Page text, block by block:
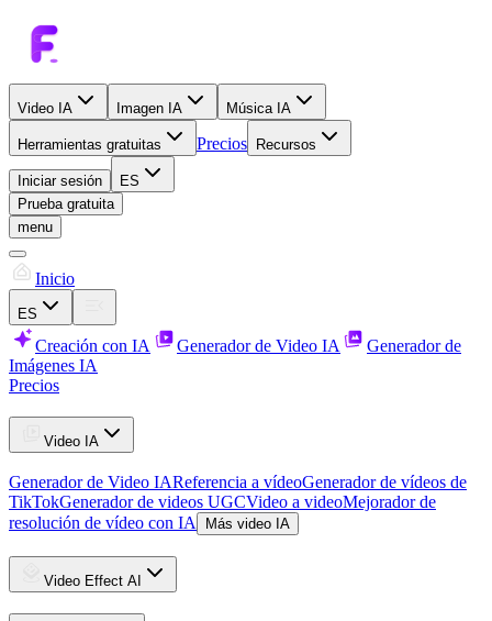
Video IA Imagen IA Música IA
Herramientas gratuitas Precios Recursos
Iniciar sesión
ES
Prueba gratuita
menu
Inicio
ES
Creación con IA Generador de Video IA
Generador de
Imágenes IA
Precios
Video IA
Generador de Video IAReferencia a vídeoGenerador de vídeos de
TikTokGenerador de videos UGCVideo a videoMejorador de
resolución de vídeo con IA
Más video IA
Video Effect AI